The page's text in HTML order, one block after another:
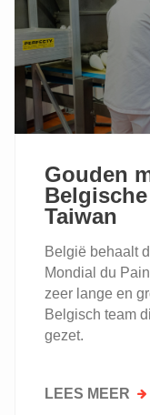
Gouden
Taiwan
België behaalt
Mondial du
zeer lange en
Belgisch team
gezet.
LEES MEER